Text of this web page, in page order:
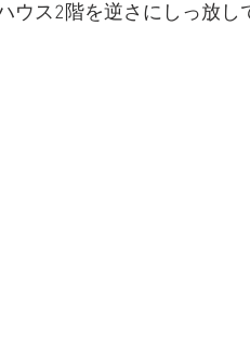
ウス2階を逆さにしっ放